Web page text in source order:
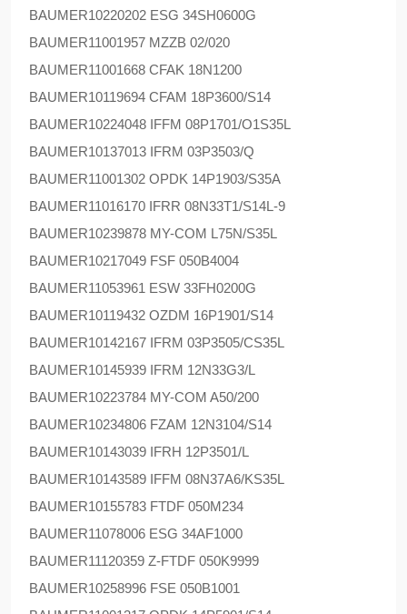
BAUMER10220202 ESG 34SH0600G
BAUMER11001957 MZZB 02/020
BAUMER11001668 CFAK 18N1200
BAUMER10119694 CFAM 18P3600/S14
BAUMER10224048 IFFM 08P1701/O1S35L
BAUMER10137013 IFRM 03P3503/Q
BAUMER11001302 OPDK 14P1903/S35A
BAUMER11016170 IFRR 08N33T1/S14L-9
BAUMER10239878 MY-COM L75N/S35L
BAUMER10217049 FSF 050B4004
BAUMER11053961 ESW 33FH0200G
BAUMER10119432 OZDM 16P1901/S14
BAUMER10142167 IFRM 03P3505/CS35L
BAUMER10145939 IFRM 12N33G3/L
BAUMER10223784 MY-COM A50/200
BAUMER10234806 FZAM 12N3104/S14
BAUMER10143039 IFRH 12P3501/L
BAUMER10143589 IFFM 08N37A6/KS35L
BAUMER10155783 FTDF 050M234
BAUMER11078006 ESG 34AF1000
BAUMER11120359 Z-FTDF 050K9999
BAUMER10258996 FSE 050B1001